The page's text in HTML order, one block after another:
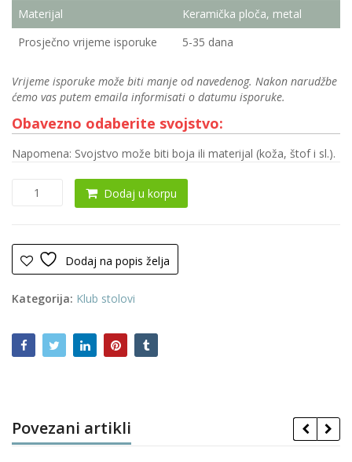
Materijal
Keramička ploča, metal
Prosječno vrijeme isporuke
5-35 dana
Vrijeme isporuke može biti manje od navedenog. Nakon narudžbe
ćemo vas putem emaila informisati o datumu isporuke.
Obavezno odaberite svojstvo:
Napomena: Svojstvo može biti boja ili materijal (koža, štof i sl.).
količina
Dodaj u korpu
Dodaj na popis želja
Kategorija: Klub stolovi
Povezani artikli